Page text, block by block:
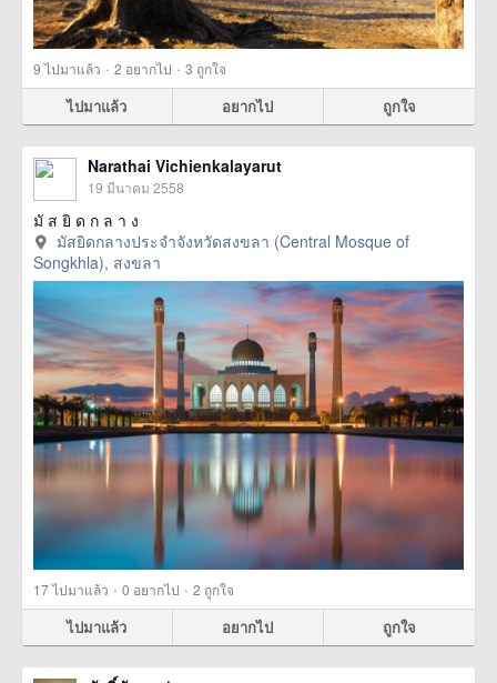
9ไปมาแล้ว · 2 อยากไป · 3 ถูกใจ
ไปมาแล้ว อยากไป ถูกใจ
Narathai Vichienkalayarut
19 มีนาคม 2558
มั ส ยิ ด ก ล า ง
มัสยิดกลางประจำจังหวัดสงขลา (Central Mosque of
Songkhla), สงขลา
17ไปมาแล้ว · 0 อยากไป · 2 ถูกใจ
ไปมาแล้ว อยากไป ถูกใจ